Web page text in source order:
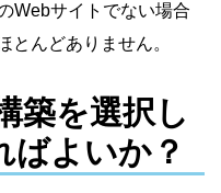
Webサイトでない場合
とんどありません。
築を選択し
ばよいか？